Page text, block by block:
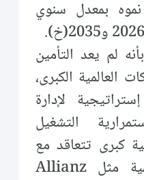
بمعدل سنوي
لم يعد التأمين
العالمية الكبرى،
لإدارة
التشغيل
كبرى تتعاقد مع
مجموعات تأمين عالمية مثل Allianz